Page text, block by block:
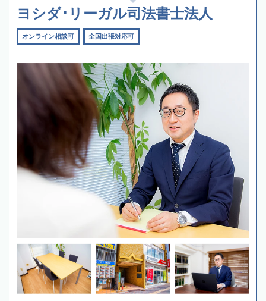
ヨシダ･リーガル司法書士法人
オンライン相談可 全国出張対応可